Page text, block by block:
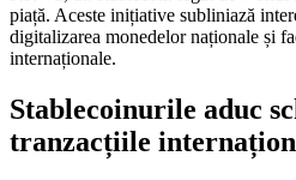
piață. Aceste inițiative subliniază
digitalizarea monedelor naționale și
internaționale.
Stablecoinurile aduc
tranzacțiile